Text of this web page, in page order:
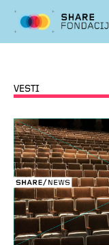
VESTI